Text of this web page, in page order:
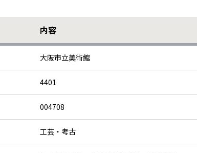
内容
大阪市立美術館
4401
004708
工芸・考古